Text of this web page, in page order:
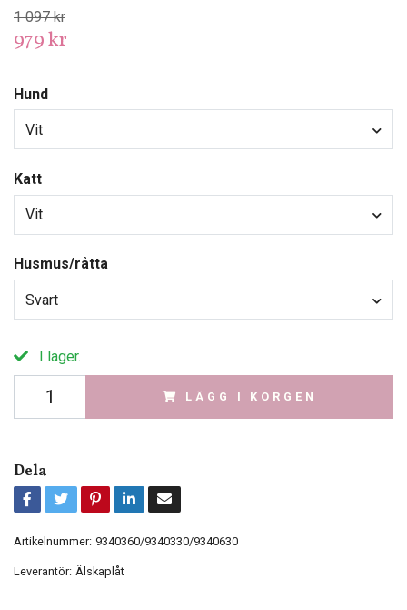
1 097 kr
979 kr
Hund
Vit
Katt
Vit
Husmus/råtta
Svart
I lager.
LÄGG I KORGEN
Dela
Artikelnummer: 9340360/9340330/9340630
Leverantör: Älskaplåt